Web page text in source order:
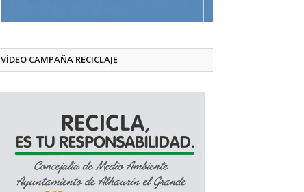
VÍDEO CAMPAÑA RECICLAJE